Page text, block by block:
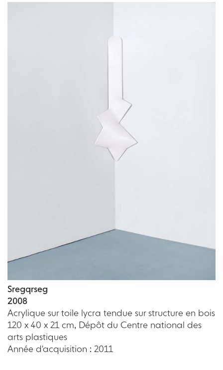
Sregqrseg
2008
Acrylique sur toile lycra tendue sur structure en bois
120 x 40 x 21 cm, Dépôt du Centre national des
arts plastiques
Année d'acquisition : 2011